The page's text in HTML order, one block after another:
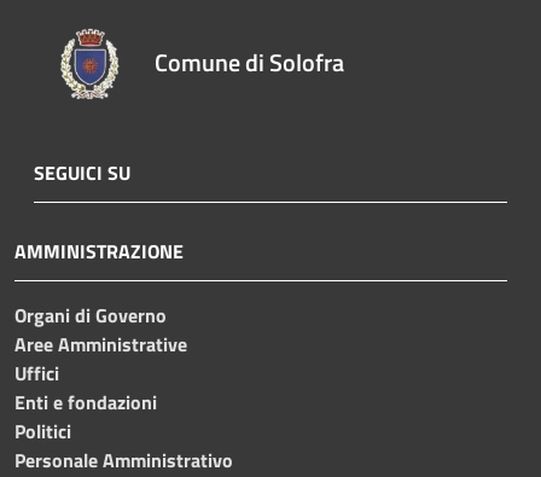
Comune di Solofra
SEGUICI SU
AMMINISTRAZIONE
Organi di Governo
Aree Amministrative
Uffici
Enti e fondazioni
Politici
Personale Amministrativo